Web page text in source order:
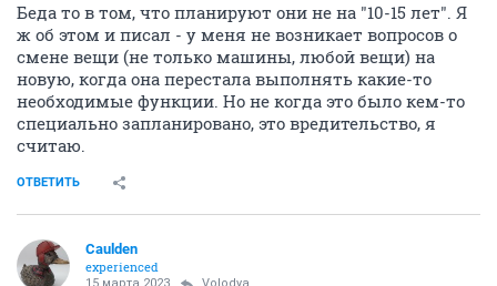
Беда то в том, что планируют они не на "10-15 лет". Я
ж об этом и писал - у меня не возникает вопросов о
смене вещи (не только машины, любой вещи) на
новую, когда она перестала выполнять какие-то
необходимые функции. Но не когда это было кем-то
специально запланировано, это вредительство, я
считаю.
ОТВЕТИТЬ
Caulden
experienced